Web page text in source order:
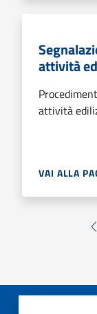
attività
attività
VAI ALLA